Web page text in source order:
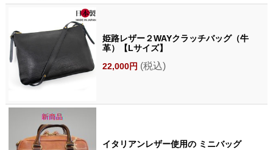
姫路レザー２WAYクラッチバッグ（牛
革）【Lサイズ】
22,000円 (税込)
イタリアンレザー使用の ミニバッグ